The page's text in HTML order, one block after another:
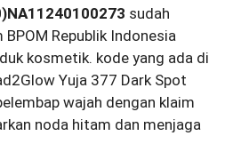
sudah
Republik Indonesia
kosmetik. kode yang ada di
Yuja 377 Dark Spot
wajah dengan klaim
noda hitam dan menjaga